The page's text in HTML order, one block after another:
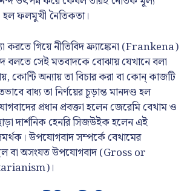
ফলমুখী নৈতিকতা।
করতে গিয়ে নীতিবিদ ফ্র্যাঙ্কেনা (Frankena)
বলতে সেই মতবাদকে বোঝায় যেখানে বলা
কোন্টি অন্যায় তা বিচার করা বা কোন্ কাজটি
বাধ্য তা নির্ণয়ের চূড়ান্ত মানদণ্ড হল
প্রধান প্রবক্তা হলেন জেরেমি বেথাম ও
দার্শনিক হেনরি সিজউইক হলেন এই
উপযোগবাদ সম্পর্কে বেথামের
বা অসংযত উপযোগবাদ (Gross or